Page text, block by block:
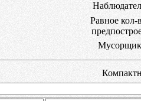
Равное кол-